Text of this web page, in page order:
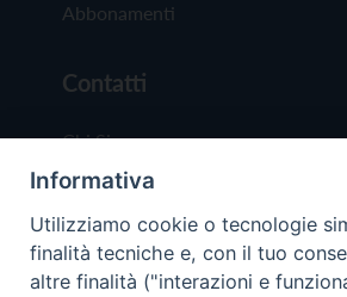
Abbonamenti
Contatti
Chi Siamo
Redazione
Scrivici
Informativa
Utilizziamo cookie o tecnologie
finalità tecniche e, con il tuo
altre finalità ("interazioni e